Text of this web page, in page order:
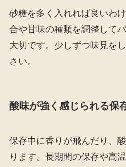
砂糖を多く入れれば良いわ
合や甘味の種類を調整して
大切です。少しずつ味見を
さい。
酸味が強く感じられる保
保存中に香りが飛んだり、
ります。長期間の保存や高